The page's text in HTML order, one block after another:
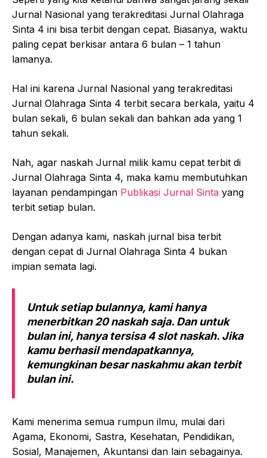
Jurnal Nasional yang terakreditasi Jurnal Olahraga
Sinta 4 ini bisa terbit dengan cepat. Biasanya, waktu
paling cepat berkisar antara 6 bulan – 1 tahun
lamanya.
Hal ini karena Jurnal Nasional yang terakreditasi
Jurnal Olahraga Sinta 4 terbit secara berkala, yaitu 4
bulan sekali, 6 bulan sekali dan bahkan ada yang 1
tahun sekali.
Nah, agar naskah Jurnal milik kamu cepat terbit di
Jurnal Olahraga Sinta 4, maka kamu membutuhkan
layanan pendampingan Publikasi Jurnal Sinta yang
terbit setiap bulan.
Dengan adanya kami, naskah jurnal bisa terbit
dengan cepat di Jurnal Olahraga Sinta 4 bukan
impian semata lagi.
Untuk setiap bulannya, kami hanya
menerbitkan 20 naskah saja. Dan untuk
bulan ini, hanya tersisa 4 slot naskah. Jika
kamu berhasil mendapatkannya,
kemungkinan besar naskahmu akan terbit
bulan ini.
Kami menerima semua rumpun ilmu, mulai dari
Agama, Ekonomi, Sastra, Kesehatan, Pendidikan,
Sosial, Manajemen, Akuntansi dan lain sebagainya.